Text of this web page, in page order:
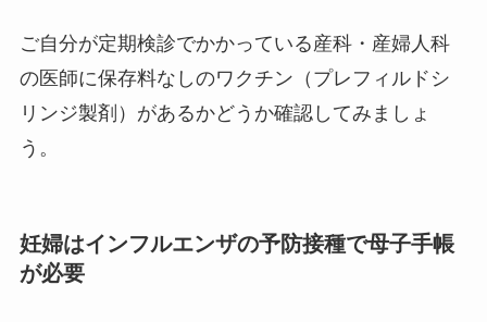
ご自分が定期検診でかかっている産科・産婦人科
の医師に保存料なしのワクチン（プレフィルドシ
リンジ製剤）があるかどうか確認してみましょ
う。
妊婦はインフルエンザの予防接種で母子手帳
が必要